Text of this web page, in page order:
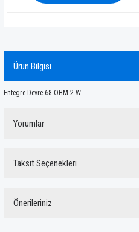
Ürün Bilgisi
Entegre Devre 68 OHM 2 W
Yorumlar
Taksit Seçenekleri
Önerileriniz